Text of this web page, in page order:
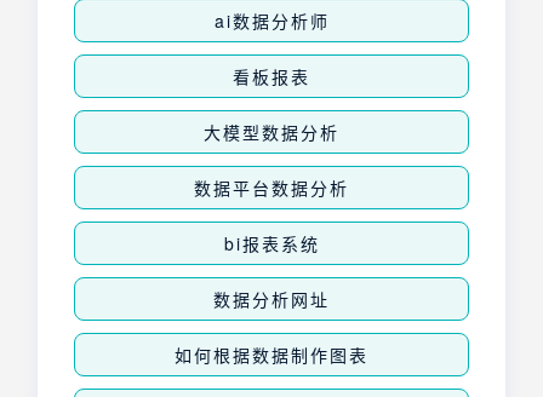
ai数据分析师
看板报表
大模型数据分析
数据平台数据分析
bi报表系统
数据分析网址
如何根据数据制作图表